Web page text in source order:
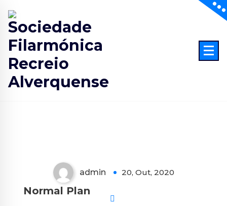
content
admin 20, Out, 2020
Normal Plan